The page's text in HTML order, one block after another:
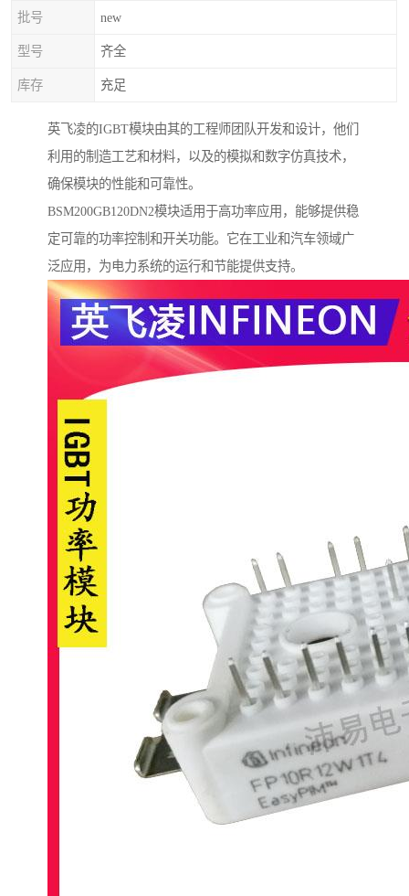
批号 new
型号 齐全
库存 充足
英飞凌的IGBT模块由其的工程师团队开发和设计，他们
利用的制造工艺和材料，以及的模拟和数字仿真技术，
确保模块的性能和可靠性。
BSM200GB120DN2模块适用于高功率应用，能够提供稳
定可靠的功率控制和开关功能。它在工业和汽车领域广
泛应用，为电力系统的运行和节能提供支持。